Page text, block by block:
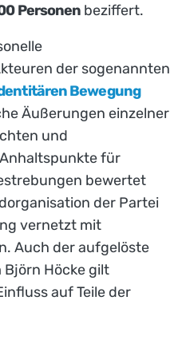
Personen beziffert.
der sogenannten
Bewegung
Äußerungen einzelner
und
für
bewertet
der Partei
vernetzt mit
Auch der aufgelöste
Björn Höcke gilt
auf Teile der